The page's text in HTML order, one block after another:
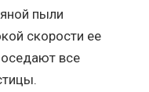
пыли
скорости ее
все